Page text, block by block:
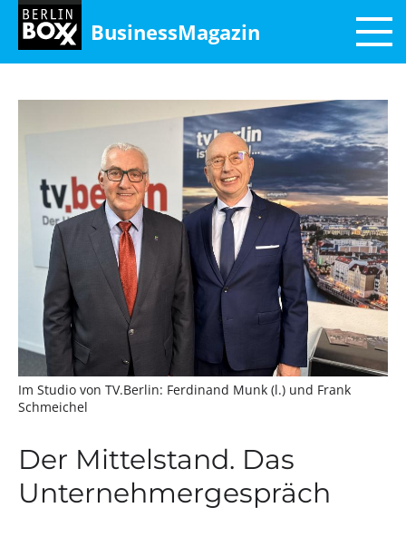
BusinessMagazin
Im Studio von TV.Berlin: Ferdinand Munk (l.) und Frank
Schmeichel
Der Mittelstand. Das
Unternehmergespräch